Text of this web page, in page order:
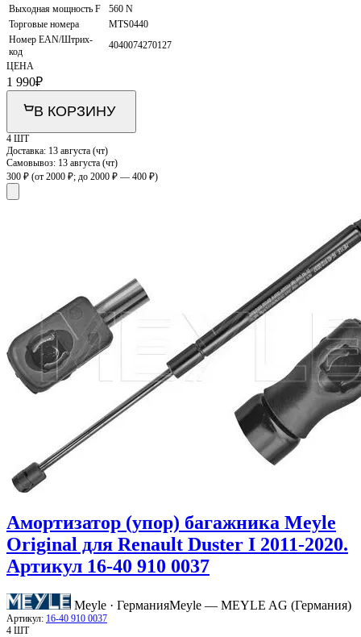
Выходная мощность F
560 N
Торговые номера
MTS0440
Номер EAN/Штрих-
код
4040074270127
ЦЕНА
1 990₽
В КОРЗИНУ
4 ШТ
Доставка: 13 августа (чт)
Самовывоз: 13 августа (чт)
300 ₽ (от 2000 ₽; до 2000 ₽ — 400 ₽)
Амортизатор (упор) багажника Meyle
Original для Renault Duster I 2011-2020.
Артикул 16-40 910 0037
Meyle · ГерманияMeyle — MEYLE AG (Германия)
Артикул: 16-40 910 0037
4 ШТ